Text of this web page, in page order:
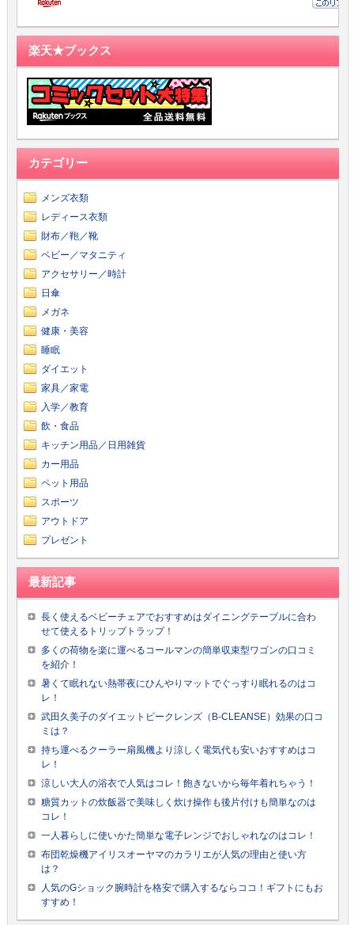
楽天★ブックス
カテゴリー
メンズ衣類
レディース衣類
財布／鞄／靴
ベビー／マタニティ
アクセサリー／時計
日傘
メガネ
健康・美容
睡眠
ダイエット
家具／家電
入学／教育
飲・食品
キッチン用品／日用雑貨
カー用品
ペット用品
スポーツ
アウトドア
プレゼント
最新記事
長く使えるベビーチェアでおすすめはダイニングテーブルに合わ
せて使えるトリップトラップ！
多くの荷物を楽に運べるコールマンの簡単収束型ワゴンの口コミ
を紹介！
暑くて眠れない熱帯夜にひんやりマットでぐっすり眠れるのはコ
レ！
武田久美子のダイエットビークレンズ（B-CLEANSE）効果の口コ
ミは？
持ち運べるクーラー扇風機より涼しく電気代も安いおすすめはコ
レ！
涼しい大人の浴衣で人気はコレ！飽きないから毎年着れちゃう！
糖質カットの炊飯器で美味しく炊け操作も後片付けも簡単なのは
コレ！
一人暮らしに使いかた簡単な電子レンジでおしゃれなのはコレ！
布団乾燥機アイリスオーヤマのカラリエが人気の理由と使い方
は？
人気のGショック腕時計を格安で購入するならココ！ギフトにもお
すすめ！